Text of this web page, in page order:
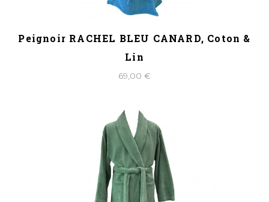
Peignoir RACHEL BLEU CANARD, Coton &
Lin
69,00 €